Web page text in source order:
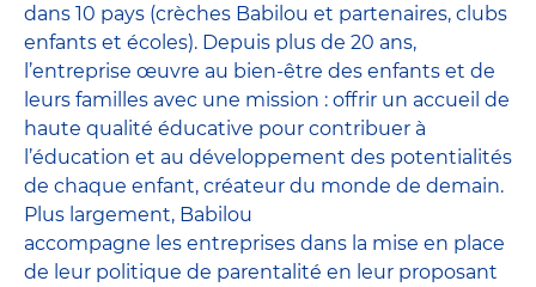
dans 10 pays (crèches Babilou et partenaires, clubs
enfants et écoles). Depuis plus de 20 ans,
l’entreprise œuvre au bien-être des enfants et de
leurs familles avec une mission : offrir un accueil de
haute qualité éducative pour contribuer à
l’éducation et au développement des potentialités
de chaque enfant, créateur du monde de demain.
Plus largement, Babilou
accompagne les entreprises dans la mise en place
de leur politique de parentalité en leur proposant